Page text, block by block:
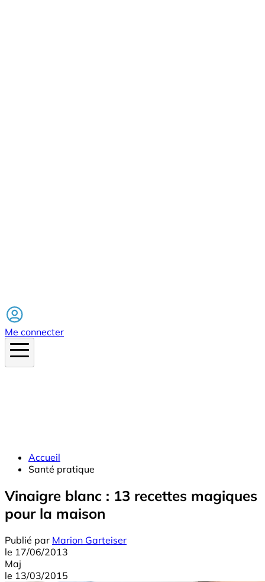
Me connecter
Accueil
Santé pratique
Vinaigre blanc : 13 recettes magiques
pour la maison
Publié par Marion Garteiser
le 17/06/2013
Maj
le 13/03/2015